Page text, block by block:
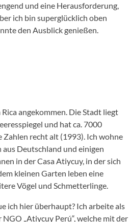
und eine Herausforderung,
ich bin superglücklich oben
den Ausblick genießen.
angekommen. Die Stadt liegt
und hat ca. 7000
Zahlen recht alt (1993). Ich wohne
Deutschland und einigen
in der Casa Atiycuy, in der sich
kleinen Garten leben eine
Vögel und Schmetterlinge.
ich hier überhaupt? Ich arbeite als
„Atiycuy Perú“, welche mit der